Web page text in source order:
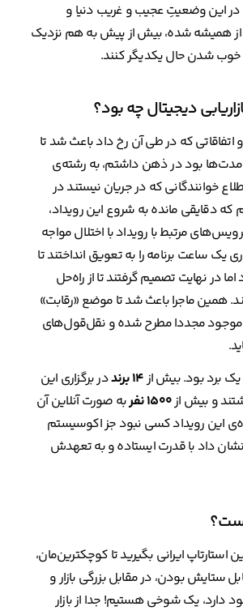
این وضعیتِ عجیب و غریب دنیا و
از همیشه شده، بیش از پیش به هم نزدیک
شدن حال یکدیگر کنند.
دیجیتال چه بود؟
و اتفاقاتی که در طی آن رخ داد باعث شد تا
بود در ذهن داشتم،‌ به رشته‌ی
خوانندگانی که در جریان نیستند در
دقایقی مانده به شروع این رویداد،
مرتبط با رویداد با اختلال مواجه
یک ساعت برنامه را به تعویق انداختند تا
در نهایت تصمیم گرفتند تا از راه‌حل
همین ماجرا باعث شد تا موضع «رقابت»
مجددا مطرح شده و نقل‌قول‌های
یک برد بود. بیش از۱۴ برند
در برگزاری این
و بیش از۱۵۰۰ نفر
به صورت آنلاین آن
این رویداد کسی نبود جز اکوسیستم
نشان داد با قدرت ایستاده و به تعهدش
استارتاپ ایرانی بگیرید تا کوچکترین‌مان،
ستایش بودن، در مقابل بزرگی بازار و
یک شوخی هستیم! جدا از بازار